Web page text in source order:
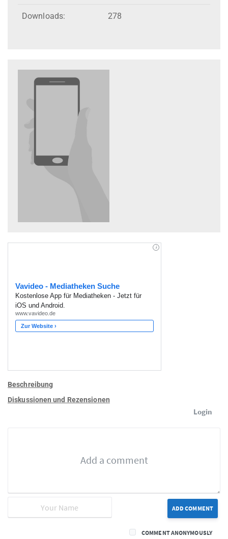
Downloads: 278
Beschreibung
Diskussionen und Rezensionen
Login
ADD COMMENT
COMMENT ANONYMOUSLY